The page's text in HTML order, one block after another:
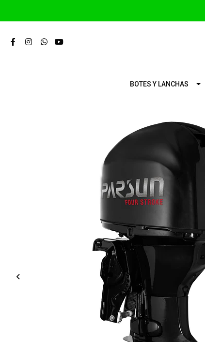
BOTES Y LANCHAS